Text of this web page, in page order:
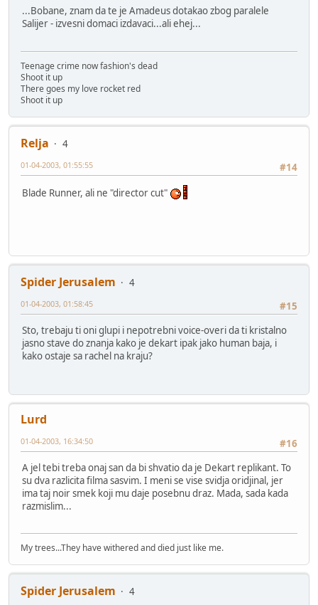
...Bobane, znam da te je Amadeus dotakao zbog paralele
Salijer - izvesni domaci izdavaci...ali ehej...
Teenage crime now fashion's dead
Shoot it up
There goes my love rocket red
Shoot it up
Relja
4
#14
01-04-2003, 01:55:55
Blade Runner, ali ne "director cut"
Spider Jerusalem
4
#15
01-04-2003, 01:58:45
Sto, trebaju ti oni glupi i nepotrebni voice-overi da ti kristalno
jasno stave do znanja kako je dekart ipak jako human baja, i
kako ostaje sa rachel na kraju?
Lurd
#16
01-04-2003, 16:34:50
A jel tebi treba onaj san da bi shvatio da je Dekart replikant. To
su dva razlicita filma sasvim. I meni se vise svidja oridjinal, jer
ima taj noir smek koji mu daje posebnu draz. Mada, sada kada
razmislim...
My trees...They have withered and died just like me.
Spider Jerusalem
4